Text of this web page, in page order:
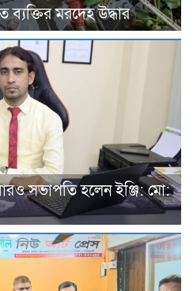
ব্যক্তির মরদেহ উদ্ধার
সভাপতি হলেন ইঞ্জি: মো: